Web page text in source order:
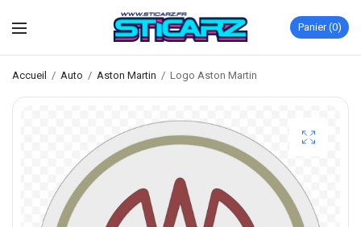
Panier 0
Accueil / Auto / Aston Martin / Logo Aston Martin